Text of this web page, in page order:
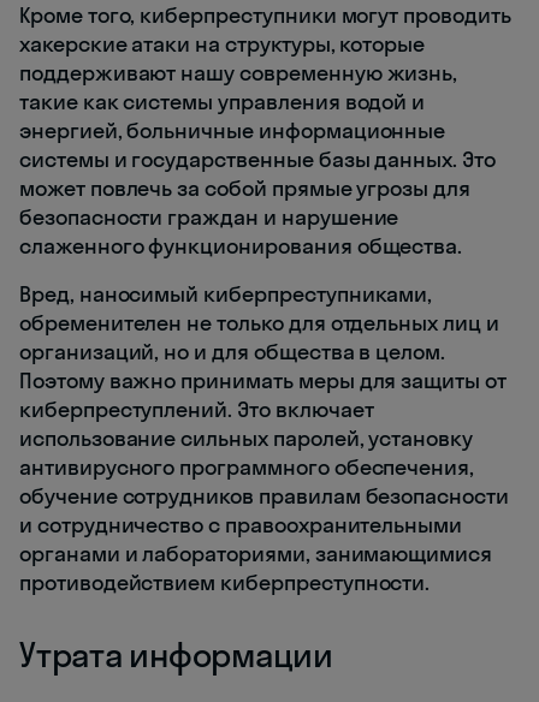
Кроме того, киберпреступники могут проводить
хакерские атаки на структуры, которые
поддерживают нашу современную жизнь,
такие как системы управления водой и
энергией, больничные информационные
системы и государственные базы данных. Это
может повлечь за собой прямые угрозы для
безопасности граждан и нарушение
слаженного функционирования общества.
Вред, наносимый киберпреступниками,
обременителен не только для отдельных лиц и
организаций, но и для общества в целом.
Поэтому важно принимать меры для защиты от
киберпреступлений. Это включает
использование сильных паролей, установку
антивирусного программного обеспечения,
обучение сотрудников правилам безопасности
и сотрудничество с правоохранительными
органами и лабораториями, занимающимися
противодействием киберпреступности.
Утрата информации